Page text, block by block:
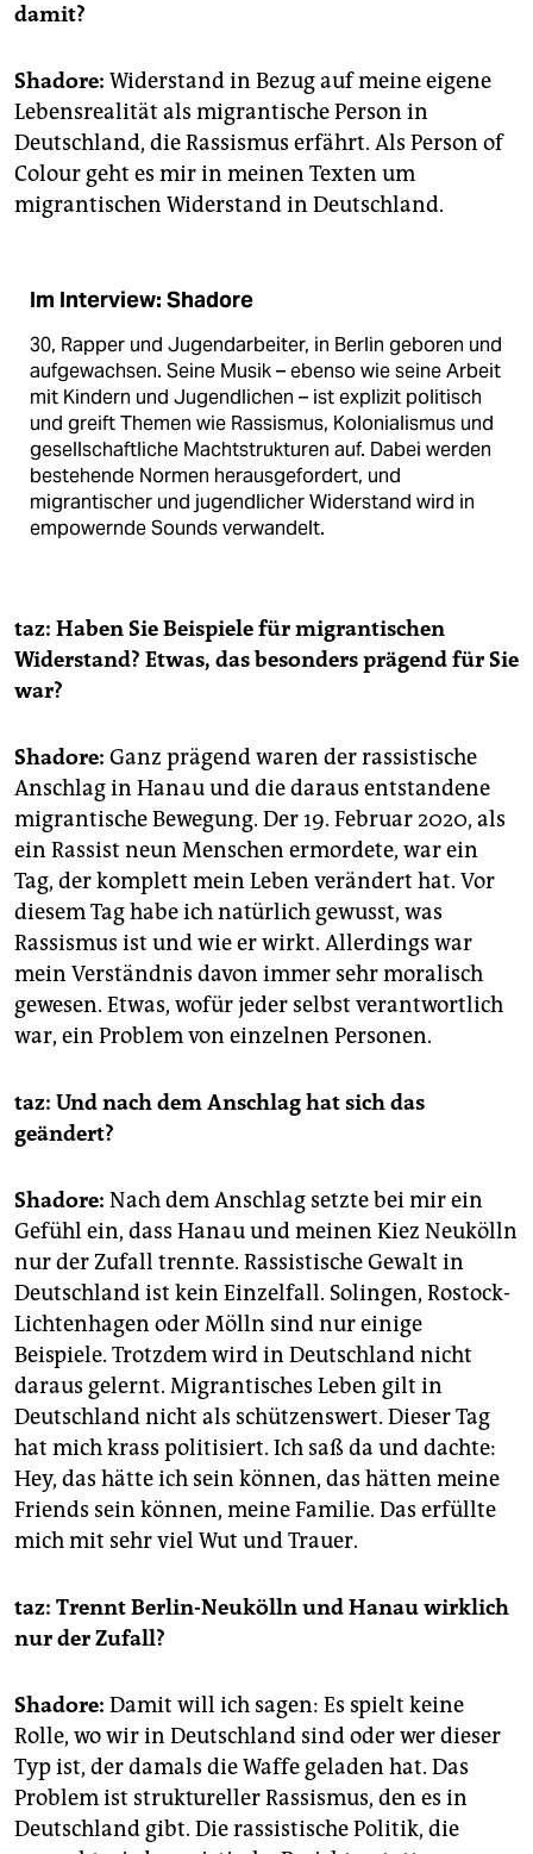
damit?
Shadore: Widerstand in Bezug auf meine eigene
Lebensrealität als migrantische Person in
Deutschland, die Rassismus erfährt. Als Person of
Colour geht es mir in meinen Texten um
migrantischen Widerstand in Deutschland.
Im Interview: Shadore
30, Rapper und Jugendarbeiter, in Berlin geboren und
aufgewachsen. Seine Musik – ebenso wie seine Arbeit
mit Kindern und Jugendlichen – ist explizit politisch
und greift Themen wie Rassismus, Kolonialismus und
gesellschaftliche Machtstrukturen auf. Dabei werden
bestehende Normen herausgefordert, und
migrantischer und jugendlicher Widerstand wird in
empowernde Sounds verwandelt.
taz: Haben Sie Beispiele für migrantischen
Widerstand? Etwas, das besonders prägend für Sie
war?
Shadore: Ganz prägend waren der rassistische
Anschlag in Hanau und die daraus entstandene
migrantische Bewegung. Der 19. Februar 2020, als
ein Rassist neun Menschen ermordete, war ein
Tag, der komplett mein Leben verändert hat. Vor
diesem Tag habe ich natürlich gewusst, was
Rassismus ist und wie er wirkt. Allerdings war
mein Verständnis davon immer sehr moralisch
gewesen. Etwas, wofür jeder selbst verantwortlich
war, ein Problem von einzelnen Personen.
taz: Und nach dem Anschlag hat sich das
geändert?
Shadore: Nach dem Anschlag setzte bei mir ein
Gefühl ein, dass Hanau und meinen Kiez Neukölln
nur der Zufall trennte. Rassistische Gewalt in
Deutschland ist kein Einzelfall. Solingen, Rostock-
Lichtenhagen oder Mölln sind nur einige
Beispiele. Trotzdem wird in Deutschland nicht
daraus gelernt. Migrantisches Leben gilt in
Deutschland nicht als schützenswert. Dieser Tag
hat mich krass politisiert. Ich saß da und dachte:
Hey, das hätte ich sein können, das hätten meine
Friends sein können, meine Familie. Das erfüllte
mich mit sehr viel Wut und Trauer.
taz: Trennt Berlin-Neukölln und Hanau wirklich
nur der Zufall?
Shadore: Damit will ich sagen: Es spielt keine
Rolle, wo wir in Deutschland sind oder wer dieser
Typ ist, der damals die Waffe geladen hat. Das
Problem ist struktureller Rassismus, den es in
Deutschland gibt. Die rassistische Politik, die